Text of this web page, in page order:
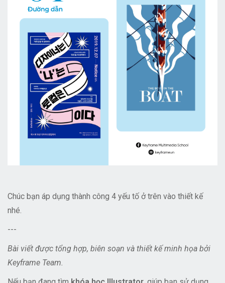
Chúc bạn áp dụng thành công 4 yếu tố ở trên vào thiết kế
nhé.
---
Bài viết được tổng hợp, biên soạn và thiết kế minh họa bởi
Keyframe Team.